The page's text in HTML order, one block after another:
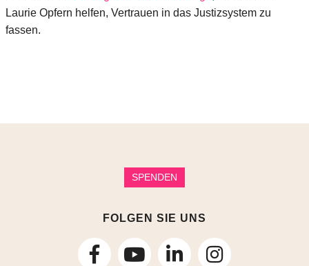
Laurie Opfern helfen, Vertrauen in das Justizsystem zu
fassen.
SPENDEN
FOLGEN SIE UNS